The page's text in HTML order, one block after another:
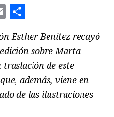
Email
Esther Benítez recayó
sobre Marta
traslación de este
además, viene en
de las ilustraciones